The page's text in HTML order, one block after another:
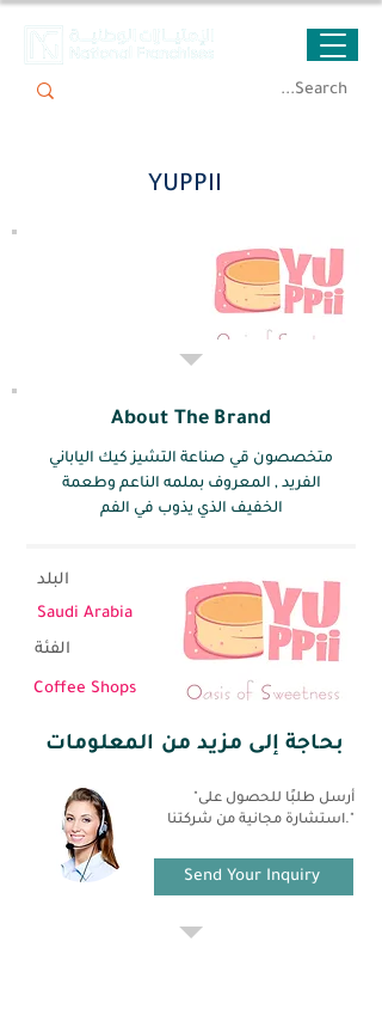
YUPPII
About The Brand
متخصصون قي صناعة التشيز كيك الياباني
الفريد , المعروف بملمه الناعم وطعمة
الخفيف الذي يذوب في الفم
Saudi Arabia
Coffee Shops
الفئة
بحاجة إلى مزيد من المعلومات
"أرسل طلبًا للحصول على
استشارة مجانية من شركتنا."
Send Your Inquiry